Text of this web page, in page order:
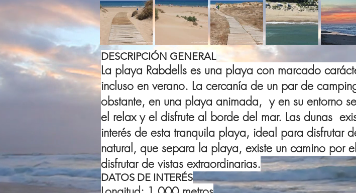
DESCRIPCIÓN GENERAL
La playa Rabdells es una playa con marcado
incluso en verano. La cercanía de un par de
obstante, en una playa animada, y en su entorno
el relax y el disfrute al borde del mar. Las dunas
interés de esta tranquila playa, ideal para disfrutar
natural, que separa la playa, existe un camino por
disfrutar de vistas extraordinarias.
DATOS DE INTERÉS